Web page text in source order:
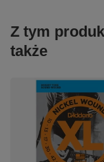
Z tym
także